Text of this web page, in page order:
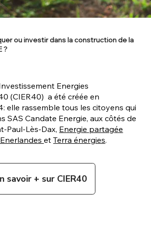
ou investir dans la construction de la
?
Energies
(CIER40) a été créée en
elle rassemble tous les citoyens qui
SAS Candate Energie, aux côtés de
Paul-Lès-Dax, Energie partagée
etTerra énergies.
savoir + sur CIER40